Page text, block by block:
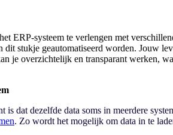
ERP-systeem te verlengen met
dit stukje geautomatiseerd worden. Jouw
je overzichtelijk en transparant werken,
is dat dezelfde data soms in meerdere
. Zo wordt het mogelijk om data in te